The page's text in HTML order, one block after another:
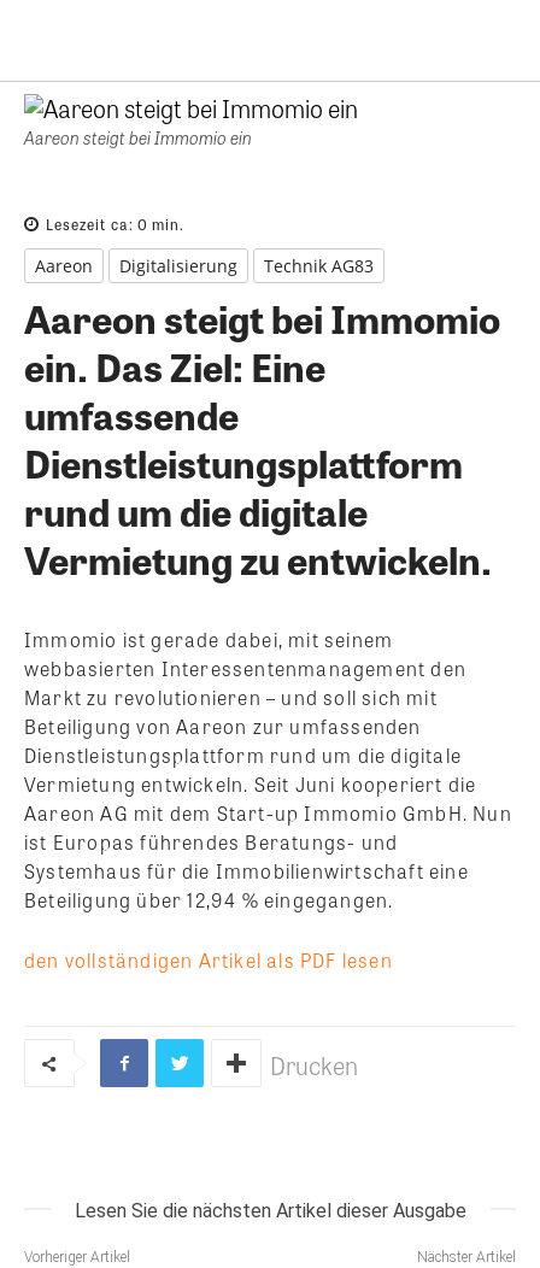
Aareon steigt bei Immomio ein
Lesezeit ca: 0 min.
Aareon Digitalisierung Technik AG83
Aareon steigt bei Immomio
ein. Das Ziel: Eine
umfassende
Dienstleistungsplattform
rund um die digitale
Vermietung zu entwickeln.
Immomio ist gerade dabei, mit seinem
webbasierten Interessentenmanagement den
Markt zu revolutionieren – und soll sich mit
Beteiligung von Aareon zur umfassenden
Dienstleistungsplattform rund um die digitale
Vermietung entwickeln. Seit Juni kooperiert die
Aareon AG mit dem Start-up Immomio GmbH. Nun
ist Europas führendes Beratungs- und
Systemhaus für die Immobilienwirtschaft eine
Beteiligung über 12,94 % eingegangen.
den vollständigen Artikel als PDF lesen
Drucken
Lesen Sie die nächsten Artikel dieser Ausgabe
Vorheriger Artikel Nächster Artikel